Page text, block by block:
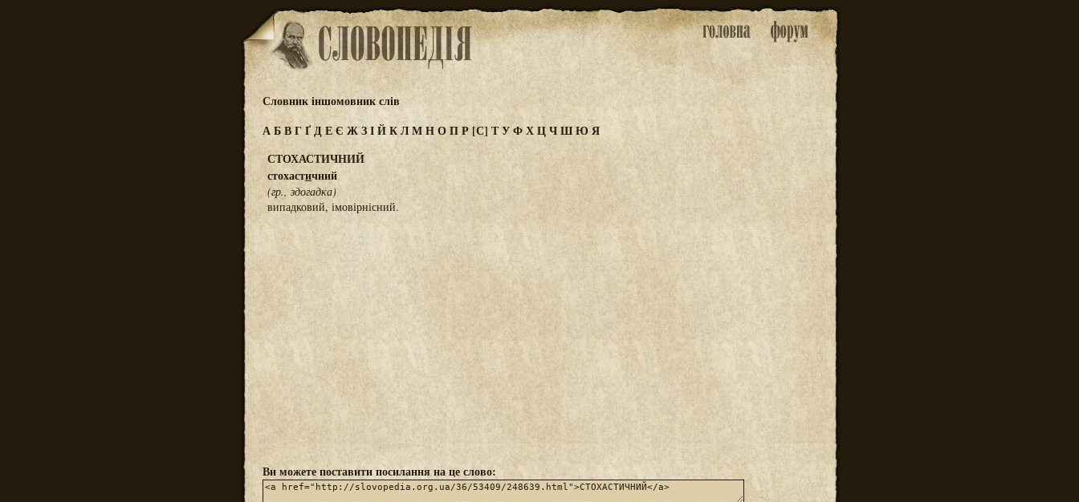
Словник іншомовник слів
АБВГҐДЕЄ ЖЗІЙКЛМНОПР[С] ТУФХЦЧШЮ Я
СТОХАСТИЧНИЙ
стохастичний
(гр., здогадка)
випадковий, імовірнісний.
Ви можете поставити посилання на це слово: